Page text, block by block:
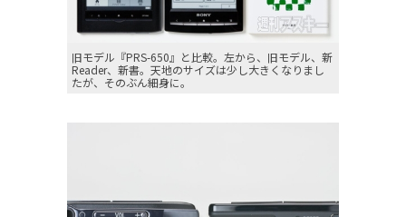
旧モデル『PRS-650』と比較。左から、旧モデル、新
Reader、新書。天地のサイズは少し大きくなりまし
たが、そのぶん細身に。